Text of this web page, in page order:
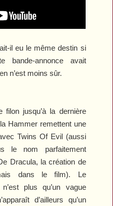
il eu le même destin si
bande-annonce avait
n’est moins sûr.
jusqu’à la dernière
Hammer remettent une
Twins Of Evil(aussi
le nom parfaitement
Dracula, la création de
dans le film). Le
plus qu’un vague
d’ailleurs qu’un